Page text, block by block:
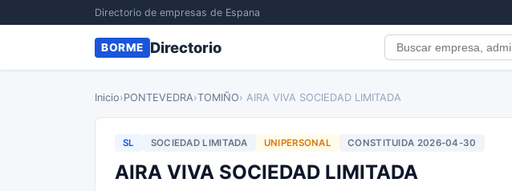
Directorio de empresas de Espana
BORME Directorio
Inicio›PONTEVEDRA›TOMIÑO› AIRA VIVA SOCIEDAD LIMITADA
SL SOCIEDAD LIMITADA UNIPERSONAL CONSTITUIDA 2026-04-30
AIRA VIVA SOCIEDAD LIMITADA